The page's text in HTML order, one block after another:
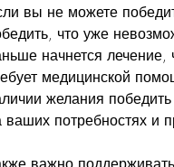
вы не можете
что уже
начнется лечение,
медицинской
желания
ваших потребностях и